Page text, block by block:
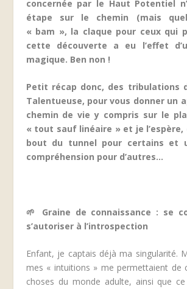
concernée par le Haut Potentiel
étape sur le chemin (mais
« bam », la claque pour ceux qui
cette découverte a eu l’effet
magique. Ben non !
Petit récap donc, des tribulations
Talentueuse, pour vous donner un
chemin de vie y compris sur le
« tout sauf linéaire » et je l’espère,
bout du tunnel pour certains et
compréhension pour d’autres…
🌱 Graine de connaissance : se
s’autoriser à l’introspection
Enfant, je captais déjà ma singularité.
mes « intuitions » me permettaient de
choses du monde adulte, ainsi que